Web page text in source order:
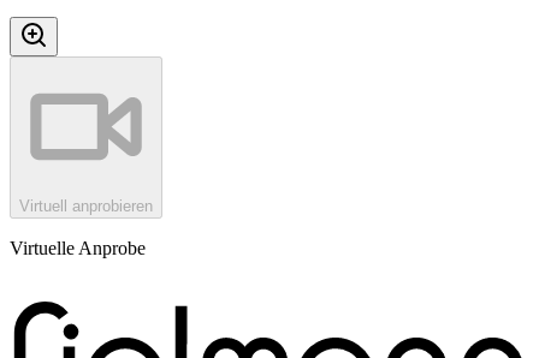
Virtuell anprobieren
Virtuelle Anprobe